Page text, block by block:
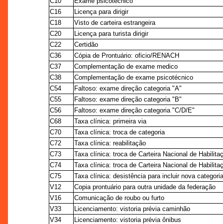
C16
Licença para dirigir
C18
Visto de carteira estrangeira
C20
Licença para turista dirigir
C22
Certidão
C36
Cópia de Prontuário: oficio/RENACH
C37
Complementação de exame medico
C38
Complementação de exame psicotécnico
C54
Faltoso: exame direção categoria "A"
C55
Faltoso: exame direção categoria "B"
C56
Faltoso: exame direção categoria "C/D/E"
C68
Taxa clínica: primeira via
C70
Taxa clínica: troca de categoria
C72
Taxa clínica: reabilitação
C73
Taxa clínica: troca de Carteira Nacional de
C74
Taxa clínica: troca de Carteira Nacional de
C75
Taxa clínica: desistência para incluir nova
V12
Copia prontuário para outra unidade da federação
V16
Comunicação de roubo ou furto
V33
Licenciamento: vistoria prévia caminhão
V34
Licenciamento: vistoria prévia ônibus